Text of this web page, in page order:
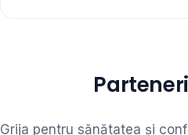
Grija pentru sănătatea și